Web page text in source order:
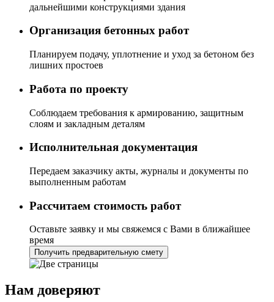
дальнейшими конструкциями здания
Организация бетонных работ
Планируем подачу, уплотнение и уход за бетоном без
лишних простоев
Работа по проекту
Соблюдаем требования к армированию, защитным
слоям и закладным деталям
Исполнительная документация
Передаем заказчику акты, журналы и документы по
выполненным работам
Рассчитаем стоимость работ
Оставьте заявку и мы свяжемся с Вами в ближайшее
время
Получить предварительную смету
Нам доверяют